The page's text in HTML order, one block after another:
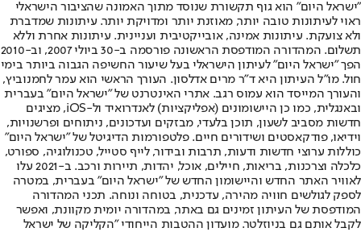
"ישראל היום" הוא גוף תקשורת שנוסד מתוך האמונה שהציבור הישראלי
ראוי לעיתונות טובה יותר, מאוזנת יותר ומדויקת יותר. עיתונות שמדברת
ולא צועקת. עיתונות אמינה, אובייקטיבית ועניינית. עיתונות אחרת וללא
תשלום. המהדורה המודפסת הראשונה פורסמה ב-30 ביולי 2007, וב-2010
הפך "ישראל היום" לעיתון הישראלי בעל שיעור החשיפה הגבוה ביותר בימי
חול. מו"ל העיתון היא ד"ר מרים אדלסון. העורך הראשי הוא עמר לחמנוביץ,
והעורך המייסד הוא עמוס רגב. אתרי האינטרנט של "ישראל היום" בעברית
ובאנגלית, כמו כן היישומונים (אפליקציות) לאנדרואיד ול-iOS, מציגים
חדשות מסביב לשעון, תוכן בלעדי, מבזקים ועדכונים, ניתוחים ופרשנויות,
וידיאו, פודקאסטים ושידורים חיים. פלטפורמות הדיגיטל של "ישראל היום"
כוללות ערוצי חדשות ודעות, תרבות ובידור, לייף סטייל, טכנולוגיה, ספורט,
כלכלה וצרכנות, בריאות, חיילים, אוכל, יהדות, תיירות ורכב. ב-2021 עלו
לאוויר האתר החדש והיישומון החדש של "ישראל היום" בעברית, במטרה
לספק לגולשים חוויה מהירה, עדכנית, בטוחה ונוחה. תכני המהדורה
המודפסת של העיתון זמינים גם באתר, במהדורה יומית מקוונת, ואפשר
לקבל אותם גם בניוזלטר. מועדון ההטבות הייחודי "הקליקה של ישראל